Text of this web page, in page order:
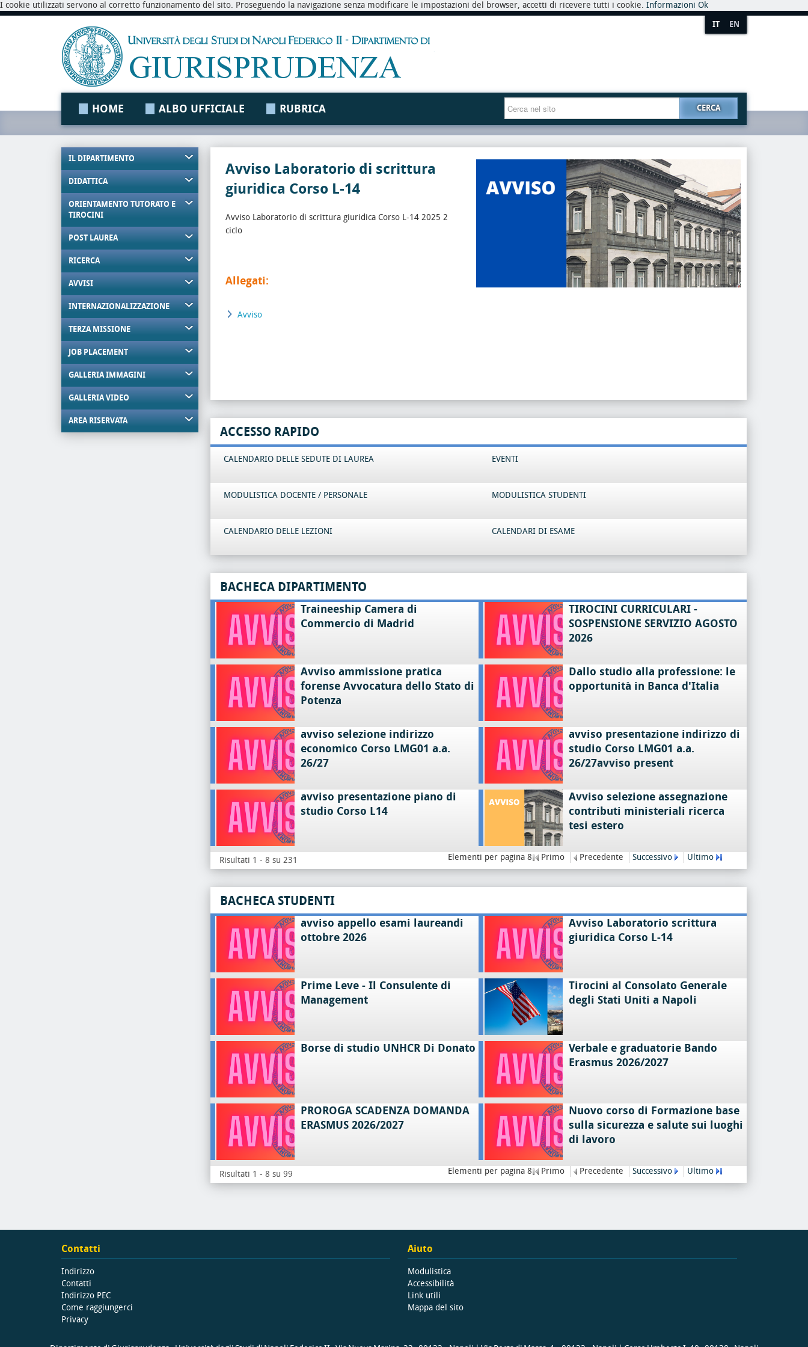
I cookie utilizzati servono al corretto funzionamento del sito. Proseguendo la navigazione senza modificare le impostazioni del browser, accetti di ricevere tutti i cookie. Informazioni Ok
IT EN
HOME ALBO UFFICIALE RUBRICA CERCA
IL DIPARTIMENTO
DIDATTICA
ORIENTAMENTO TUTORATO E
TIROCINI
POST LAUREA
RICERCA
AVVISI
INTERNAZIONALIZZAZIONE
TERZA MISSIONE
JOB PLACEMENT
GALLERIA IMMAGINI
GALLERIA VIDEO
AREA RISERVATA
Avviso Laboratorio di scrittura
giuridica Corso L-14
Avviso Laboratorio di scrittura giuridica Corso L-14 2025 2
ciclo
Allegati:
Avviso
ACCESSO RAPIDO
CALENDARIO DELLE SEDUTE DI LAUREA EVENTI
MODULISTICA DOCENTE / PERSONALE MODULISTICA STUDENTI
CALENDARIO DELLE LEZIONI CALENDARI DI ESAME
BACHECA DIPARTIMENTO
Traineeship Camera di
Commercio di Madrid
TIROCINI CURRICULARI -
SOSPENSIONE SERVIZIO AGOSTO
2026
Avviso ammissione pratica
forense Avvocatura dello Stato di
Potenza
Dallo studio alla professione: le
opportunità in Banca d'Italia
avviso selezione indirizzo
economico Corso LMG01 a.a.
26/27
avviso presentazione indirizzo di
studio Corso LMG01 a.a.
26/27avviso present
avviso presentazione piano di
studio Corso L14
Avviso selezione assegnazione
contributi ministeriali ricerca
tesi estero
Risultati 1 - 8 su 231 Elementi per pagina 8 Primo Precedente Successivo Ultimo
BACHECA STUDENTI
avviso appello esami laureandi
ottobre 2026
Avviso Laboratorio scrittura
giuridica Corso L-14
Prime Leve - Il Consulente di
Management
Tirocini al Consolato Generale
degli Stati Uniti a Napoli
Borse di studio UNHCR Di Donato
Verbale e graduatorie Bando
Erasmus 2026/2027
PROROGA SCADENZA DOMANDA
ERASMUS 2026/2027
Nuovo corso di Formazione base
sulla sicurezza e salute sui luoghi
di lavoro
Risultati 1 - 8 su 99 Elementi per pagina 8 Primo Precedente Successivo Ultimo
Contatti
Indirizzo
Contatti
Indirizzo PEC
Come raggiungerci
Privacy
Aiuto
Modulistica
Accessibilità
Link utili
Mappa del sito